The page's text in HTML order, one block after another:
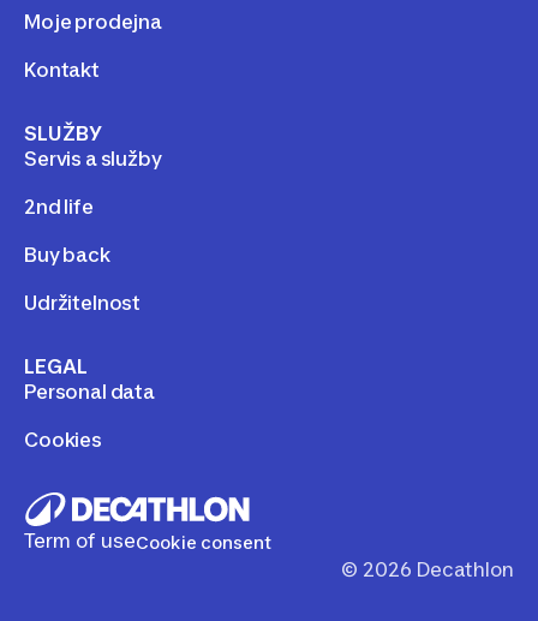
Moje prodejna
Kontakt
SLUŽBY
Servis a služby
2nd life
Buy back
Udržitelnost
LEGAL
Personal data
Cookies
Term of useCookie consent
© 2026 Decathlon